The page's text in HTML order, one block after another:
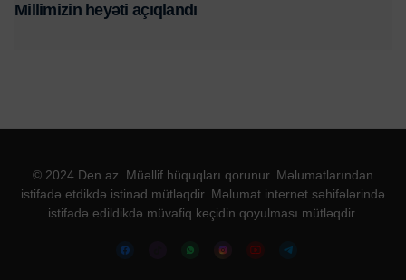
Millimizin heyəti açıqlandı
© 2024 Den.az. Müəllif hüquqları qorunur. Məlumatlarından
istifadə etdikdə istinad mütləqdir. Məlumat internet səhifələrində
istifadə edildikdə müvafiq keçidin qoyulması mütləqdir.